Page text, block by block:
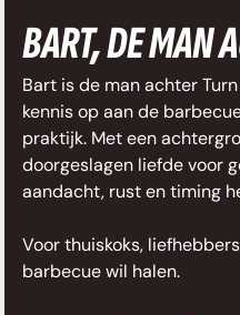
BART, DE MAN
Bart is de man achter
kennis op aan de
praktijk. Met een
doorgeslagen liefde voor
aandacht, rust en timing
Voor thuiskoks,
barbecue wil halen.